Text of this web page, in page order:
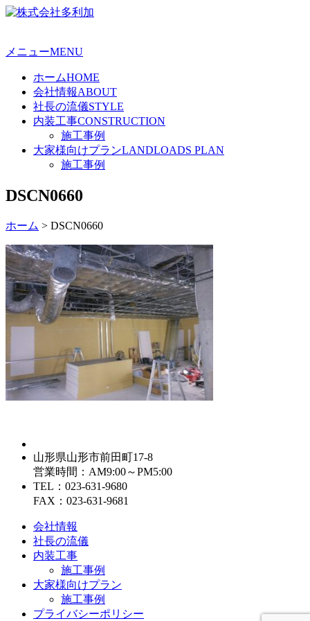
メニューMENU
ホームHOME
会社情報ABOUT
社長の流儀STYLE
内装工事CONSTRUCTION
施工事例
大家様向けプランLANDLOADS PLAN
施工事例
DSCN0660
ホーム > DSCN0660
山形県山形市前田町17-8
営業時間：AM9:00～PM5:00
TEL：023-631-9680
FAX：023-631-9681
会社情報
社長の流儀
内装工事
施工事例
大家様向けプラン
施工事例
プライバシーポリシー